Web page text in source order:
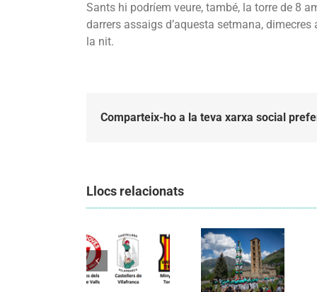
Sants hi podríem veure, també, la torre de 8
darrers assaigs d’aquesta setmana,
la nit.
Comparteix-ho a la teva xarxa social
Llocs relacionats
Els
Vilafranca
unieixen
tradició i
patrimoni
en un
Vilafranca
organitzen
la segona
edició de
Festa